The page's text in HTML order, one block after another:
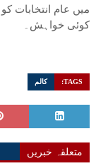
میں عام انتخابات
کوئی خواہش۔
TAGS: کالم
متعلقہ خبریں